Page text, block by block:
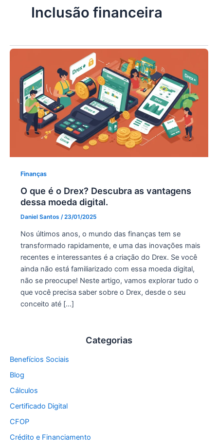
Inclusão financeira
Finanças
O que é o Drex? Descubra as vantagens
dessa moeda digital.
Daniel Santos /23/01/2025
Nos últimos anos, o mundo das finanças tem se
transformado rapidamente, e uma das inovações mais
recentes e interessantes é a criação do Drex. Se você
ainda não está familiarizado com essa moeda digital,
não se preocupe! Neste artigo, vamos explorar tudo o
que você precisa saber sobre o Drex, desde o seu
conceito até […]
Categorias
Benefícios Sociais
Blog
Cálculos
Certificado Digital
CFOP
Crédito e Financiamento